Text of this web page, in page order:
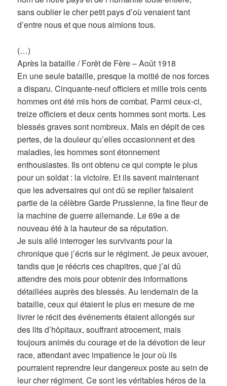
sans oublier le cher petit pays d’où venaient tant
d’entre nous et que nous aimions tous.
(…)
Après la bataille / Forêt de Fère – Août 1918
En une seule bataille, presque la moitié de nos forces
a disparu. Cinquante-neuf officiers et mille trois cents
hommes ont été mis hors de combat. Parmi ceux-ci,
treize officiers et deux cents hommes sont morts. Les
blessés graves sont nombreux. Mais en dépit de ces
pertes, de la douleur qu’elles occasionnent et des
maladies, les hommes sont étonnement
enthousiastes. Ils ont obtenu ce qui compte le plus
pour un soldat : la victoire. Et ils savent maintenant
que les adversaires qui ont dû se replier faisaient
partie de la célèbre Garde Prussienne, la fine fleur de
la machine de guerre allemande. Le 69e a de
nouveau été à la hauteur de sa réputation.
Je suis allé interroger les survivants pour la
chronique que j’écris sur le régiment. Je peux avouer,
tandis que je réécris ces chapitres, que j’ai dû
attendre des mois pour obtenir des informations
détaillées auprès des blessés. Au lendemain de la
bataille, ceux qui étaient le plus en mesure de me
livrer le récit des événements étaient allongés sur
des lits d’hôpitaux, souffrant atrocement, mais
toujours animés du courage et de la dévotion de leur
race, attendant avec impatience le jour où ils
pourraient reprendre leur dangereux poste au sein de
leur cher régiment. Ce sont les véritables héros de la